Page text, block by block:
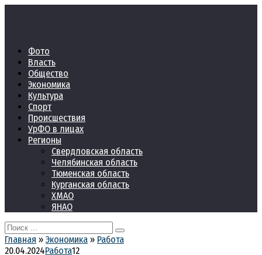
Фото
Власть
Общество
Экономика
Культура
Спорт
Происшествия
УрФО в лицах
Регионы
Свердловская область
Челябинская область
Тюменская область
Курганская область
ХМАО
ЯНАО
Search
for:
Главная » Экономика » Работа
20.04.2024Работа12